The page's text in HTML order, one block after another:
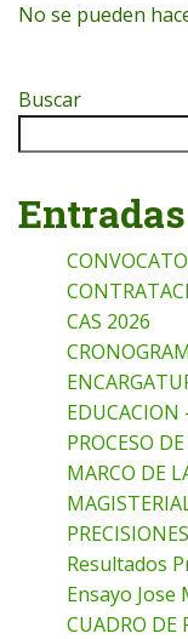
No se pueden
Buscar
CAS 2026
EDUCACION
PROCESO
MARCO DE
Resultados
Ensayo Jose
CUADRO DE